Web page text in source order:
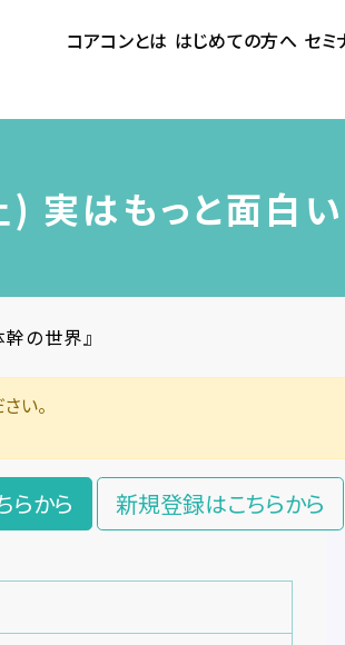
コアコンとは はじめての方へ セミ
はもっと面白い
の世界』
い。
らから 新規登録はこちらから